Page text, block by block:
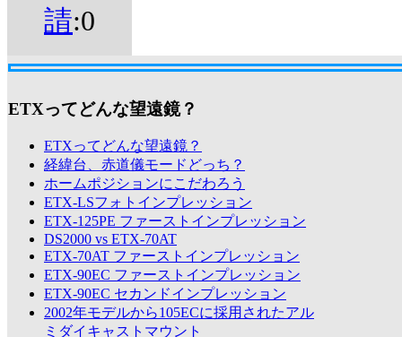
請:0
ETXってどんな望遠鏡？
ETXってどんな望遠鏡？
経緯台、赤道儀モードどっち？
ホームポジションにこだわろう
ETX-LSフォトインプレッション
ETX-125PE ファーストインプレッション
DS2000 vs ETX-70AT
ETX-70AT ファーストインプレッション
ETX-90EC ファーストインプレッション
ETX-90EC セカンドインプレッション
2002年モデルから105ECに採用されたアル
ミダイキャストマウント